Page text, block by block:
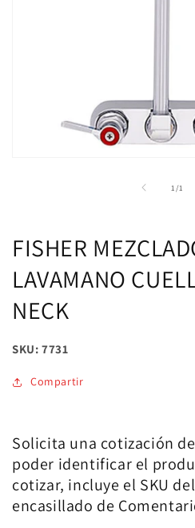
modal
1 /
de1
FISHER
LAVAMANO
NECK
SKU: 7731
Compartir
Solicita una cotización
poder identificar el
cotizar, incluye el SKU
encasillado de